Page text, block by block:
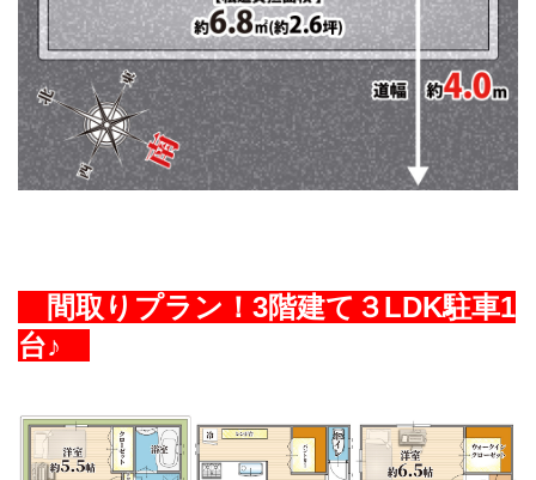
間取りプラン！3階建て３LDK駐車1
台♪